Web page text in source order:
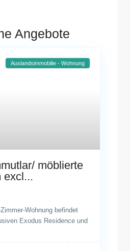
Angebote
Auslandsimmobilie - Wohnung
möblierte
excl...
Wohnung befindet
Exodus Residence und